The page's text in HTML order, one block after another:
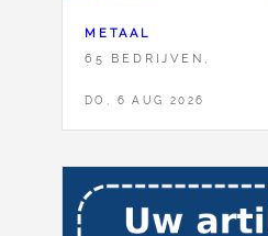
METAAL
65 BEDRIJVEN,
DO, 6 AUG 2026